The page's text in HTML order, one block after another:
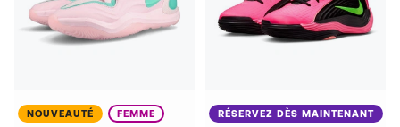
NOUVEAUTÉ FEMME RÉSERVEZ DÈS MAINTENANT